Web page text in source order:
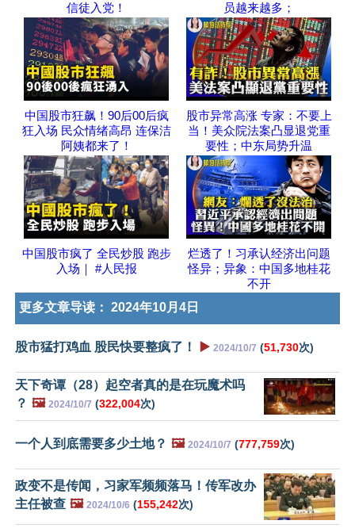
信徒入党！
员越来越多；
中国股市狂飙！90后00后疯
狂入场 民众情绪高昂 连保洁
阿姨都来了！
股市异常高涨 专家：不要上
当！美众院法案凸显退党重
要性；中东局势升温
中国股市疯了 全民炒股 跑步
入场｜ #人民报
烂透了！习承认经济出问题
怪异；异象：中国多地桂花
不开
更多文章导读： 2024年10月4日
股市猛打鸡血 股民快要整疯了！ ▶️ 2024/10/7 (51,730次)
天下奇谭（28）起空者真的是在玩魔术吗
？ 🖼️ 2024/10/7 (322,004次)
一个人到底需要多少土地？ 🖼️ 2024/10/7 (777,759次)
政变不是传闻，习家军频频落马！传军改办
主任被查 🖼️ 2024/10/6 (155,242次)